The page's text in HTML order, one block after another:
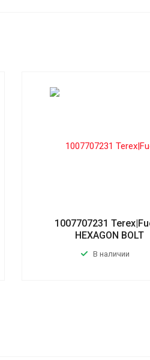
1007707231
HEXAGON BOLT
В наличии